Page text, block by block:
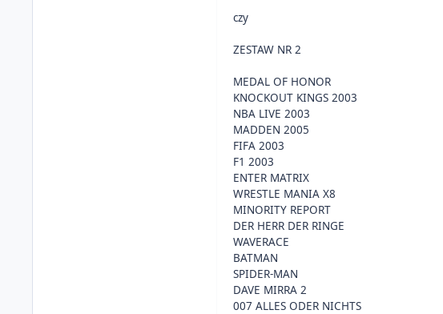
czy
ZESTAW NR 2
MEDAL OF HONOR
KNOCKOUT KINGS 2003
NBA LIVE 2003
MADDEN 2005
FIFA 2003
F1 2003
ENTER MATRIX
WRESTLE MANIA X8
MINORITY REPORT
DER HERR DER RINGE
WAVERACE
BATMAN
SPIDER-MAN
DAVE MIRRA 2
007 ALLES ODER NICHTS